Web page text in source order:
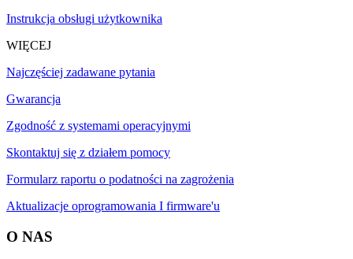
Instrukcja obsługi użytkownika
WIĘCEJ
Najczęściej zadawane pytania
Gwarancja
Zgodność z systemami operacyjnymi
Skontaktuj się z działem pomocy
Formularz raportu o podatności na zagrożenia
Aktualizacje oprogramowania I firmware'u
O NAS